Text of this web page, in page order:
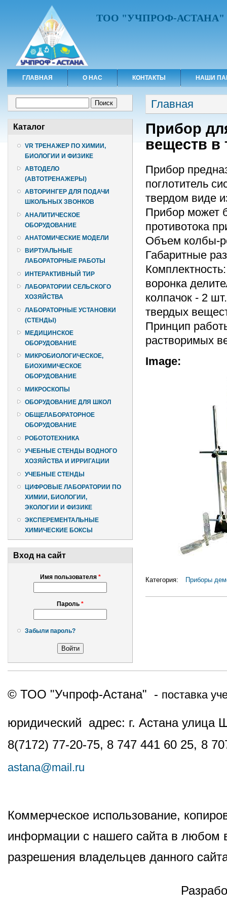
ТОО "УЧПРОФ-АСТАНА"
ГЛАВНАЯ О НАС КОНТАКТЫ НАШИ
Каталог
VR ТРЕНАЖЕР ПО ХИМИИ,
БИОЛОГИИ И ФИЗИКЕ
АВТОДЕЛО
(АВТОТРЕНАЖЕРЫ)
АВТОРИНГЕР ДЛЯ ПОДАЧИ
ШКОЛЬНЫХ ЗВОНКОВ
АНАЛИТИЧЕСКОЕ
ОБОРУДОВАНИЕ
АНАТОМИЧЕСКИЕ МОДЕЛИ
ВИРТУАЛЬНЫЕ
ЛАБОРАТОРНЫЕ РАБОТЫ
ИНТЕРАКТИВНЫЙ ТИР
ЛАБОРАТОРИИ СЕЛЬСКОГО
ХОЗЯЙСТВА
ЛАБОРАТОРНЫЕ УСТАНОВКИ
(СТЕНДЫ)
МЕДИЦИНСКОЕ
ОБОРУДОВАНИЕ
МИКРОБИОЛОГИЧЕСКОЕ,
БИОХИМИЧЕСКОЕ
ОБОРУДОВАНИЕ
МИКРОСКОПЫ
ОБОРУДОВАНИЕ ДЛЯ ШКОЛ
ОБЩЕЛАБОРАТОРНОЕ
ОБОРУДОВАНИЕ
РОБОТОТЕХНИКА
УЧЕБНЫЕ СТЕНДЫ ВОДНОГО
ХОЗЯЙСТВА И ИРРИГАЦИИ
УЧЕБНЫЕ СТЕНДЫ
ЦИФРОВЫЕ ЛАБОРАТОРИИ ПО
ХИМИИ, БИОЛОГИИ,
ЭКОЛОГИИ И ФИЗИКЕ
ЭКСПЕРЕМЕНТАЛЬНЫЕ
ХИМИЧЕСКИЕ БОКСЫ
Вход на сайт
Имя пользователя *
Пароль *
Забыли пароль?
Вы здесь
Главная
Прибор
веществ в
Прибор
поглотитель
твердом виде
Прибор может
противотока
Объем колбы-
Габаритные
воронка
колпачок - 2
твердых
Принцип
растворимых
Image:
Категория: Приборы
© ТОО "Учпроф-Астана" - поставка
юридический адрес: г. Астана
8(7172) 77-20-75, 8 747 441 60 25, 8
astana@mail.ru
Коммерческое использование,
информации с нашего сайта в любом
разрешения владельцев данного